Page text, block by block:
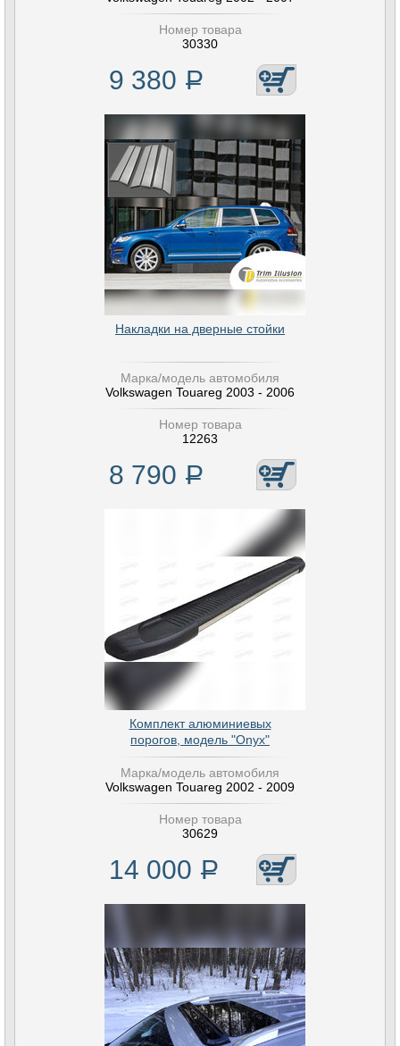
Номер товара
30330
9 380 Р
Накладки на дверные стойки
Марка/модель автомобиля
Volkswagen Touareg 2003 - 2006
Номер товара
12263
8 790 Р
Комплект алюминиевых
порогов, модель "Onyx"
Марка/модель автомобиля
Volkswagen Touareg 2002 - 2009
Номер товара
30629
14 000 Р